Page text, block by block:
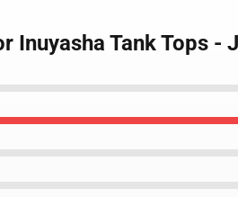
Inuyasha Tank Tops -